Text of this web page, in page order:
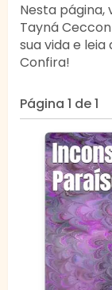
Nesta página,
Tayná
sua vida e
Confira!
Página 1 de 1